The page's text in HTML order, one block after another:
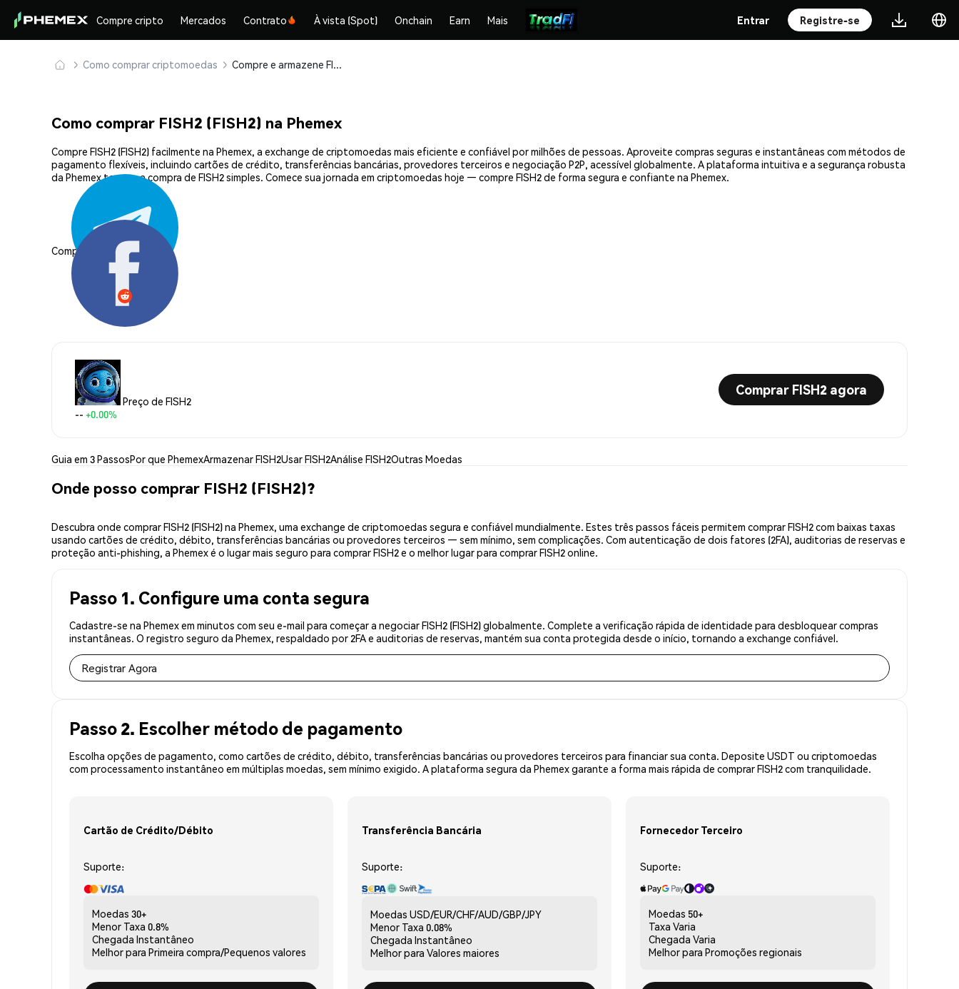
Compre cripto Mercados Contrato À vista (Spot) Onchain Earn Mais Entrar Registre-se
Como comprar criptomoedas Compre e armazene FISH2 (FISH2) com segurança
Como comprar FISH2 (FISH2) na Phemex
Compre FISH2 (FISH2) facilmente na Phemex, a exchange de criptomoedas mais eficiente e confiável por milhões de pessoas. Aproveite compras seguras e instantâneas com métodos de
pagamento flexíveis, incluindo cartões de crédito, transferências bancárias, provedores terceiros e negociação P2P, acessível globalmente. A plataforma intuitiva e a segurança robusta
da Phemex tornam a compra de FISH2 simples. Comece sua jornada em criptomoedas hoje — compre FISH2 de forma segura e confiante na Phemex.
Compartilhar:
Preço de FISH2
-- +0.00%
Comprar FISH2 agora
Guia em 3 PassosPor que PhemexArmazenar FISH2Usar FISH2Análise FISH2Outras Moedas
Onde posso comprar FISH2 (FISH2)?
Descubra onde comprar FISH2 (FISH2) na Phemex, uma exchange de criptomoedas segura e confiável mundialmente. Estes três passos fáceis permitem comprar FISH2 com baixas taxas
usando cartões de crédito, débito, transferências bancárias ou provedores terceiros — sem mínimo, sem complicações. Com autenticação de dois fatores (2FA), auditorias de reservas e
proteção anti-phishing, a Phemex é o lugar mais seguro para comprar FISH2 e o melhor lugar para comprar FISH2 online.
Passo 1. Configure uma conta segura
Cadastre-se na Phemex em minutos com seu e-mail para começar a negociar FISH2 (FISH2) globalmente. Complete a verificação rápida de identidade para desbloquear compras
instantâneas. O registro seguro da Phemex, respaldado por 2FA e auditorias de reservas, mantém sua conta protegida desde o início, tornando a exchange confiável.
Registrar Agora
Passo 2. Escolher método de pagamento
Escolha opções de pagamento, como cartões de crédito, débito, transferências bancárias ou provedores terceiros para financiar sua conta. Deposite USDT ou criptomoedas
com processamento instantâneo em múltiplas moedas, sem mínimo exigido. A plataforma segura da Phemex garante a forma mais rápida de comprar FISH2 com tranquilidade.
Cartão de Crédito/Débito
Suporte:
Moedas 30+
Menor Taxa 0.8%
Chegada Instantâneo
Melhor para Primeira compra/Pequenos valores
Transferência Bancária
Suporte:
Moedas USD/EUR/CHF/AUD/GBP/JPY
Menor Taxa 0.08%
Chegada Instantâneo
Melhor para Valores maiores
Fornecedor Terceiro
Suporte:
Moedas 50+
Taxa Varia
Chegada Varia
Melhor para Promoções regionais